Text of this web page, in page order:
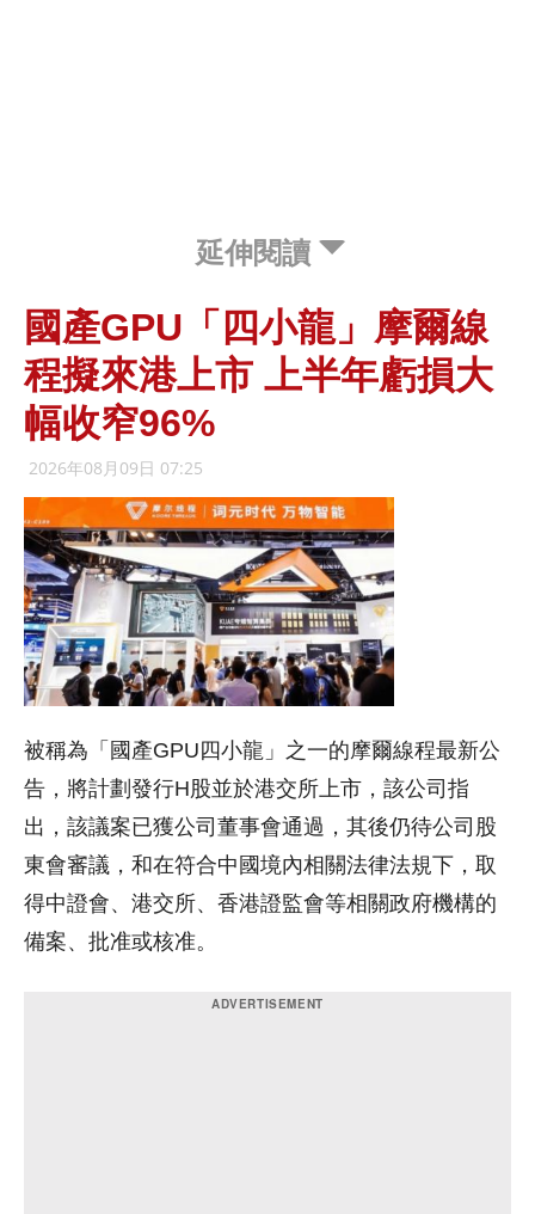
延伸閱讀
國產GPU「四小龍」摩爾線
程擬來港上市 上半年虧損大
幅收窄96%
2026年08月09日 07:25
被稱為「國產GPU四小龍」之一的摩爾線程最新公
告，將計劃發行H股並於港交所上市，該公司指
出，該議案已獲公司董事會通過，其後仍待公司股
東會審議，和在符合中國境內相關法律法規下，取
得中證會、港交所、香港證監會等相關政府機構的
備案、批准或核准。